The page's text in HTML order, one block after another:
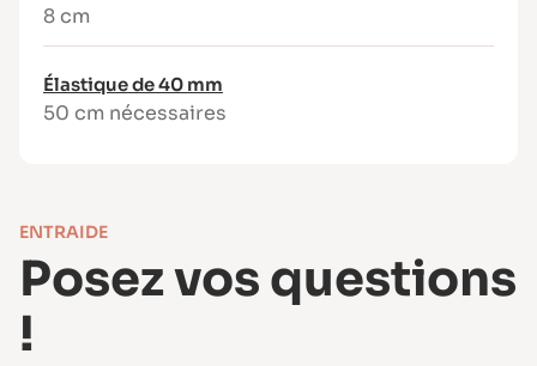
8 cm
Élastique de 40 mm
50 cm nécessaires
ENTRAIDE
Posez vos questions
!